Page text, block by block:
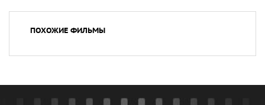
ПОХОЖИЕ ФИЛЬМЫ